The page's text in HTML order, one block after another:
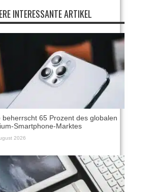
INTERESSANTE ARTIKEL
beherrscht 65 Prozent des globalen
Smartphone-Marktes
2026